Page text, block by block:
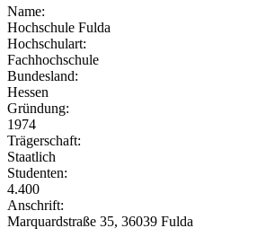
Name:
Hochschule Fulda
Hochschulart:
Fachhochschule
Bundesland:
Hessen
Gründung:
1974
Trägerschaft:
Staatlich
Studenten:
4.400
Anschrift:
Marquardstraße 35, 36039 Fulda